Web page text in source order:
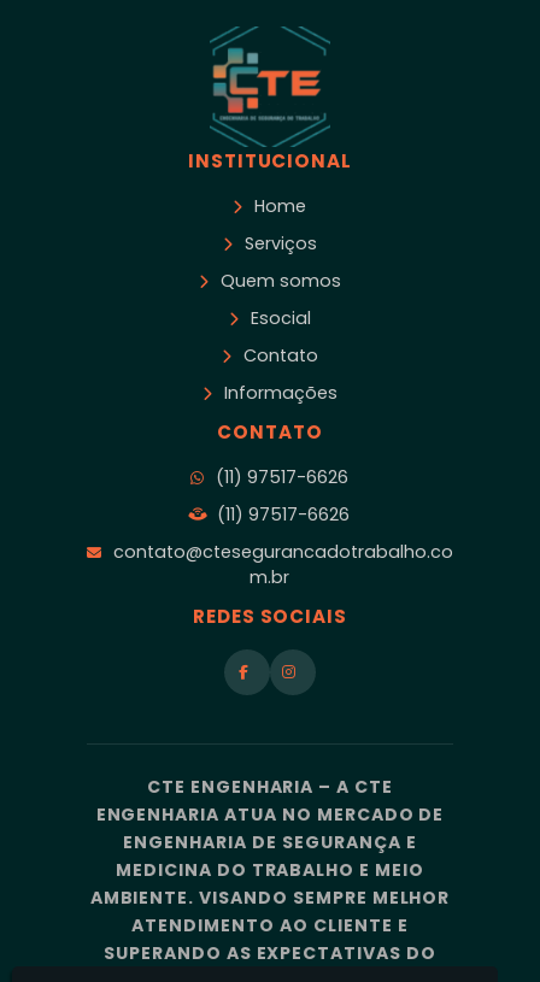
INSTITUCIONAL
Home
Serviços
Quem somos
Esocial
Contato
Informações
CONTATO
(11) 97517-6626
(11) 97517-6626
contato@ctesegurancadotrabalho.co
m.br
REDES SOCIAIS
CTE ENGENHARIA – A CTE
ENGENHARIA ATUA NO MERCADO DE
ENGENHARIA DE SEGURANÇA E
MEDICINA DO TRABALHO E MEIO
AMBIENTE. VISANDO SEMPRE MELHOR
ATENDIMENTO AO CLIENTE E
SUPERANDO AS EXPECTATIVAS DO